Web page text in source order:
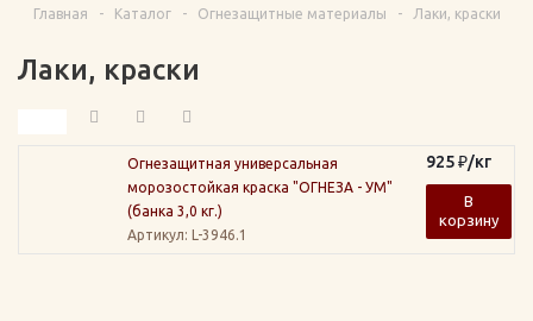
Главная - Каталог - Огнезащитные материалы - Лаки, краски
Лаки, краски
Огнезащитная универсальная
морозостойкая краска "ОГНЕЗА - УМ"
(банка 3,0 кг.)
Артикул: L-3946.1
925₽/кг
В
корзину